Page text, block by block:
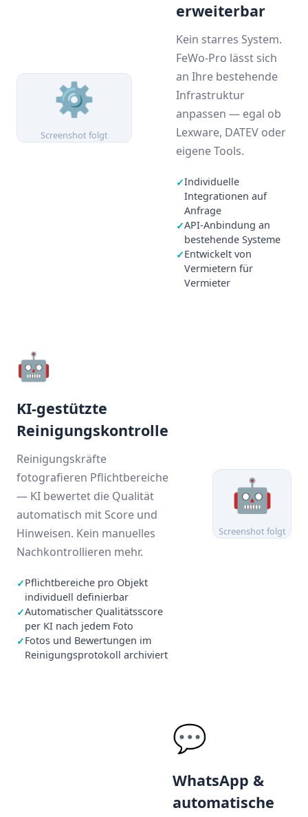
erweiterbar
Kein starres System.
FeWo-Pro lässt sich
an Ihre bestehende
Infrastruktur
anpassen — egal ob
Lexware, DATEV oder
eigene Tools.
✓Individuelle
Integrationen auf
Anfrage
✓API-Anbindung an
bestehende Systeme
✓Entwickelt von
Vermietern für
Vermieter
⚙️
Screenshot folgt
🤖
KI-gestützte
Reinigungskontrolle
Reinigungskräfte
fotografieren Pflichtbereiche
— KI bewertet die Qualität
automatisch mit Score und
Hinweisen. Kein manuelles
Nachkontrollieren mehr.
✓Pflichtbereiche pro Objekt
individuell definierbar
✓Automatischer Qualitätsscore
per KI nach jedem Foto
✓Fotos und Bewertungen im
Reinigungsprotokoll archiviert
🤖
Screenshot folgt
💬
WhatsApp &
automatische